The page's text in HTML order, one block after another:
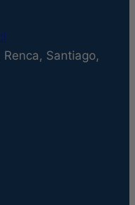
se
Santiago,